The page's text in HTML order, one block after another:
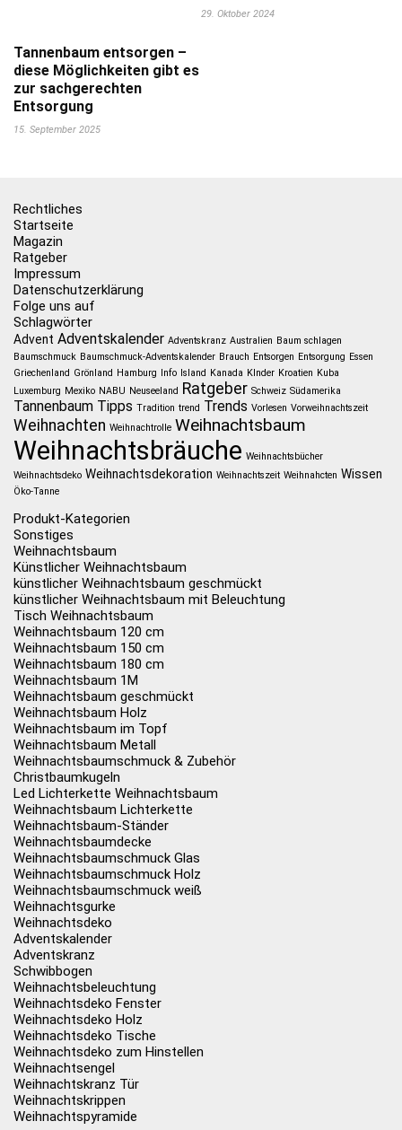
29. Oktober 2024
Tannenbaum entsorgen –
diese Möglichkeiten gibt es
zur sachgerechten
Entsorgung
15. September 2025
Rechtliches
Startseite
Magazin
Ratgeber
Impressum
Datenschutzerklärung
Folge uns auf
Schlagwörter
Advent Adventskalender Adventskranz Australien Baum schlagen
Baumschmuck Baumschmuck-Adventskalender Brauch Entsorgen Entsorgung Essen
Griechenland Grönland Hamburg Info Island Kanada KInder Kroatien Kuba
Luxemburg Mexiko NABU Neuseeland Ratgeber Schweiz Südamerika
Tannenbaum Tipps Tradition trend Trends Vorlesen Vorweihnachtszeit
Weihnachten Weihnachtrolle Weihnachtsbaum
Weihnachtsbräuche Weihnachtsbücher
Weihnachtsdeko Weihnachtsdekoration Weihnachtszeit Weihnahcten Wissen
Öko-Tanne
Produkt-Kategorien
Sonstiges
Weihnachtsbaum
Künstlicher Weihnachtsbaum
künstlicher Weihnachtsbaum geschmückt
künstlicher Weihnachtsbaum mit Beleuchtung
Tisch Weihnachtsbaum
Weihnachtsbaum 120 cm
Weihnachtsbaum 150 cm
Weihnachtsbaum 180 cm
Weihnachtsbaum 1M
Weihnachtsbaum geschmückt
Weihnachtsbaum Holz
Weihnachtsbaum im Topf
Weihnachtsbaum Metall
Weihnachtsbaumschmuck & Zubehör
Christbaumkugeln
Led Lichterkette Weihnachtsbaum
Weihnachtsbaum Lichterkette
Weihnachtsbaum-Ständer
Weihnachtsbaumdecke
Weihnachtsbaumschmuck Glas
Weihnachtsbaumschmuck Holz
Weihnachtsbaumschmuck weiß
Weihnachtsgurke
Weihnachtsdeko
Adventskalender
Adventskranz
Schwibbogen
Weihnachtsbeleuchtung
Weihnachtsdeko Fenster
Weihnachtsdeko Holz
Weihnachtsdeko Tische
Weihnachtsdeko zum Hinstellen
Weihnachtsengel
Weihnachtskranz Tür
Weihnachtskrippen
Weihnachtspyramide